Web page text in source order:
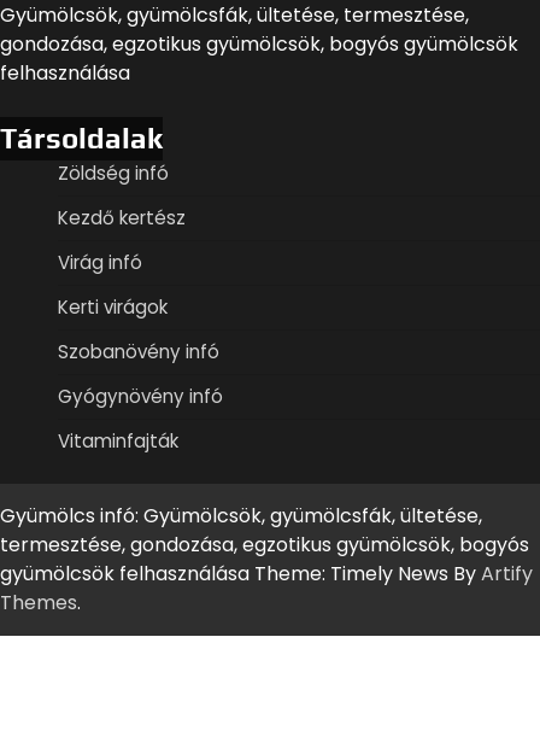
Gyümölcsök, gyümölcsfák, ültetése, termesztése,
gondozása, egzotikus gyümölcsök, bogyós gyümölcsök
felhasználása
Társoldalak
Zöldség infó
Kezdő kertész
Virág infó
Kerti virágok
Szobanövény infó
Gyógynövény infó
Vitaminfajták
Gyümölcs infó: Gyümölcsök, gyümölcsfák, ültetése,
termesztése, gondozása, egzotikus gyümölcsök, bogyós
gyümölcsök felhasználása Theme: Timely News ByArtify
Themes.